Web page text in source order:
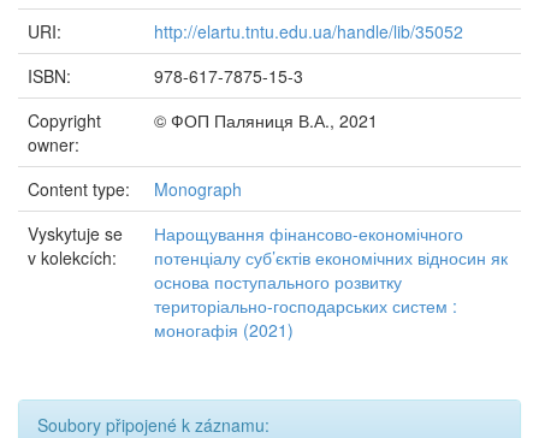
URI:
http://elartu.tntu.edu.ua/handle/lib/35052
ISBN:
978-617-7875-15-3
Copyright
owner:
© ФОП Паляниця В.А., 2021
Content type:
Monograph
Vyskytuje se
v kolekcích:
Нарощування фінансово-економічного
потенціалу суб’єктів економічних відносин як
основа поступального розвитку
територіально-господарських систем :
моногафія (2021)
Soubory připojené k záznamu: